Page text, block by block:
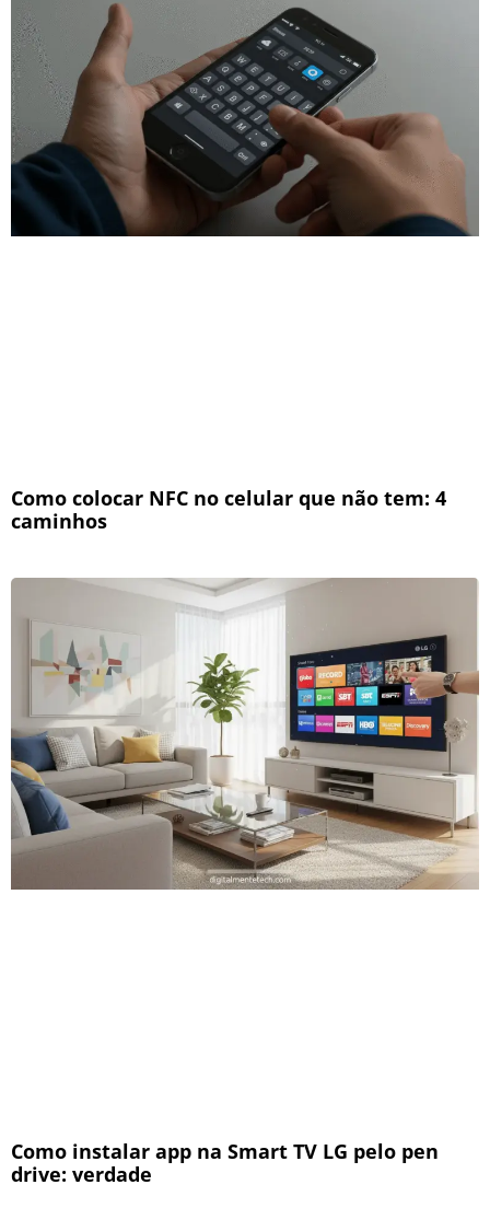
Como colocar NFC no celular que não tem: 4
caminhos
Como instalar app na Smart TV LG pelo pen
drive: verdade